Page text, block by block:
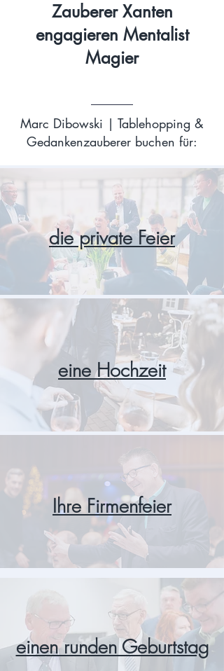
Zauberer Xanten
engagieren Mentalist
Magier
Marc Dibowski | Tablehopping &
Gedankenzauberer buchen für:
die private Feier
eine Hochzeit
Ihre Firmenfeier
einen runden Geburtstag